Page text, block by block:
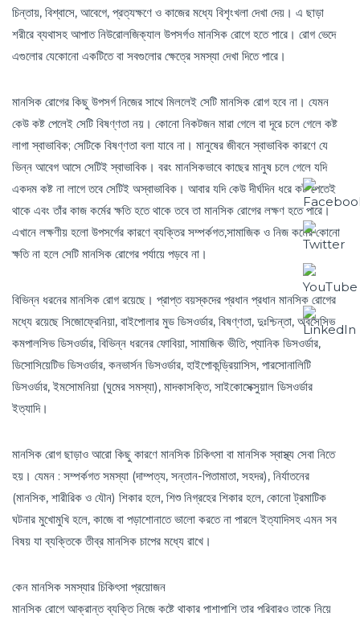
চিন্তায়, বিশ্বাসে, আবেগে, প্রত্যক্ষণে ও কাজের মধ্যে বিশৃংখলা দেখা দেয়। এ ছাড়া
শরীরে ব্যথাসহ আপাত নিউরোলজিক্যাল উপসর্গও মানসিক রোগে হতে পারে। রোগ ভেদে
এগুলোর যেকোনো একটিতে বা সবগুলোর ক্ষেত্রে সমস্যা দেখা দিতে পারে।
মানসিক রোগের কিছু উপসর্গ নিজের সাথে মিললেই সেটি মানসিক রোগ হবে না। যেমন
কেউ কষ্ট পেলেই সেটি বিষণ্ণতা নয়। কোনো নিকটজন মারা গেলে বা দূরে চলে গেলে কষ্ট
লাগা স্বাভাবিক; সেটিকে বিষণ্ণতা বলা যাবে না। মানুষের জীবনে স্বাভাবিক কারণে যে
ভিন্ন আবেগ আসে সেটিই স্বাভাবিক। বরং মানসিকভাবে কাছের মানুষ চলে গেলে যদি
একদম কষ্ট না লাগে তবে সেটিই অস্বাভাবিক। আবার যদি কেউ দীর্ঘদিন ধরে কষ্ট পেতেই
থাকে এবং তাঁর কাজ কর্মের ক্ষতি হতে থাকে তবে তা মানসিক রোগের লক্ষণ হতে পারে।
এখানে লক্ষণীয় হলো উপসর্গের কারণে ব্যক্তির সম্পর্কগত,সামাজিক ও নিজ কর্মের কোনো
ক্ষতি না হলে সেটি মানসিক রোগের পর্যায়ে পড়বে না।
বিভিন্ন ধরনের মানসিক রোগ রয়েছে। প্রাপ্ত বয়স্কদের প্রধান প্রধান মানসিক রোগের
মধ্যে রয়েছে সিজোফ্রেনিয়া, বাইপোলার মুড ডিসওর্ডার, বিষণ্ণতা, দুঃশ্চিন্তা, অবসেসিভ
কমপালসিভ ডিসওর্ডার, বিভিন্ন ধরনের ফোবিয়া, সামাজিক ভীতি, প্যানিক ডিসওর্ডার,
ডিসোসিয়েটিভ ডিসওর্ডার, কনভার্সন ডিসওর্ডার, হাইপোকন্ড্রিয়াসিস, পারসোনালিটি
ডিসওর্ডার, ইমসোমনিয়া (ঘুমের সমস্যা), মাদকাসক্তি, সাইকোসেক্সুয়াল ডিসওর্ডার
ইত্যাদি।
মানসিক রোগ ছাড়াও আরো কিছু কারণে মানসিক চিকিৎসা বা মানসিক স্বাস্থ্য সেবা নিতে
হয়। যেমন : সম্পর্কগত সমস্যা (দাম্পত্য, সন্তান-পিতামাতা, সহদর), নির্যাতনের
(মানসিক, শারীরিক ও যৌন) শিকার হলে, শিশু নিগ্রহের শিকার হলে, কোনো ট্রমাটিক
ঘটনার মুখোমুখি হলে, কাজে বা পড়াশোনাতে ভালো করতে না পারলে ইত্যাদিসহ এমন সব
বিষয় যা ব্যক্তিকে তীব্র মানসিক চাপের মধ্যে রাখে।
কেন মানসিক সমস্যার চিকিৎসা প্রয়োজন
মানসিক রোগে আক্রান্ত ব্যক্তি নিজে কষ্টে থাকার পাশাপাশি তার পরিবারও তাকে নিয়ে